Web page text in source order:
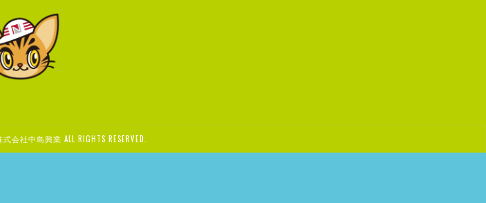
社中島興業 ALL RIGHTS RESERVED.